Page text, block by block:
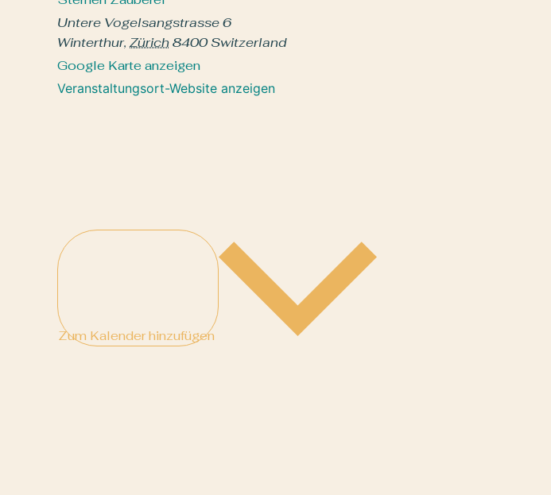
Untere Vogelsangstrasse 6
Winterthur, Zürich8400 Switzerland
Google Karte anzeigen
Veranstaltungsort-Website anzeigen
Zum Kalender hinzufügen